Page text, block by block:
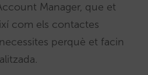
Manager, que et
com els contactes
perquè et facin